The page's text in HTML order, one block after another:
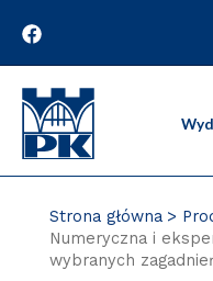
Strona główna
Numeryczna i
wybranych